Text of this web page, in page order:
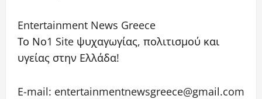
Entertainment News Greece
Το Νο1 Site ψυχαγωγίας, πολιτισμού και
υγείας στην Ελλάδα!
E-mail: entertainmentnewsgreece@gmail.com